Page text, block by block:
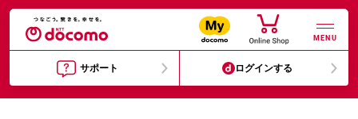
MENU
サポート ログインする